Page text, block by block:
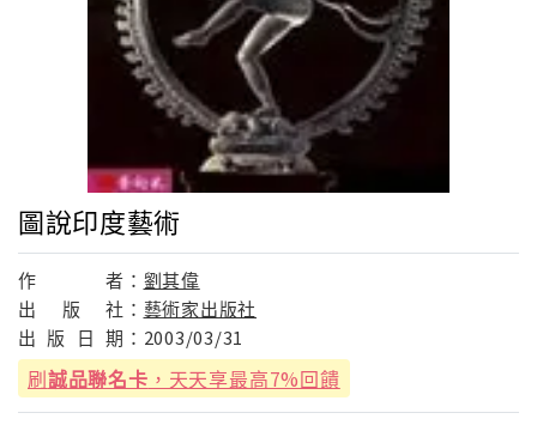
圖說印度藝術
作 者： 劉其偉
出
版 社： 藝術家出版社
出 版 日 期： 2003/03/31
刷誠品聯名卡 ，天天享最高7%回饋